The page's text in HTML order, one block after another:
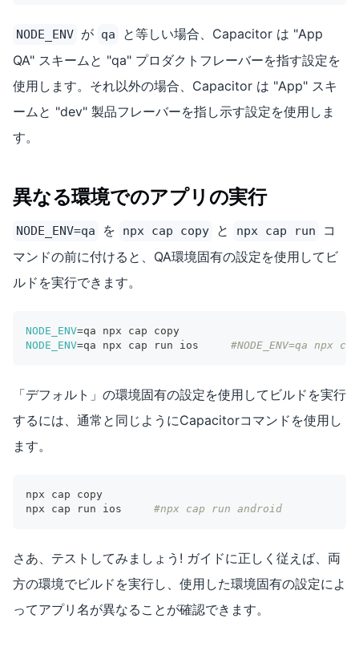
NODE_ENV が qa
と等しい場合、Capacitor は "App
QA" スキームと "qa" プロダクトフレーバーを指す設定を
使用します。それ以外の場合、Capacitor は "App" スキ
ームと "dev" 製品フレーバーを指し示す設定を使用しま
す。
異なる環境でのアプリの実行
NODE_ENV=qa を npx cap copy と npx cap run
コ
マンドの前に付けると、QA環境固有の設定を使用してビ
ルドを実行できます。
NODE_ENV=qa npx cap copy
NODE_ENV= #NODE_ENV=qa npx
「デフォルト」の環境固有の設定を使用してビルドを実行
するには、通常と同じようにCapacitorコマンドを使用し
ます。
npx cap copy
#npx cap run android
さあ、テストしてみましょう! ガイドに正しく従えば、両
方の環境でビルドを実行し、使用した環境固有の設定によ
ってアプリ名が異なることが確認できます。